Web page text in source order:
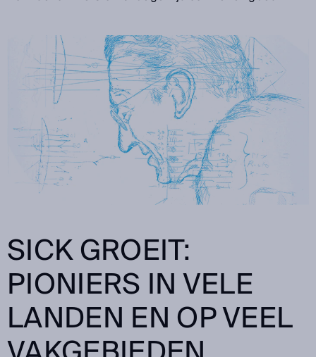
SICK GROEIT:
PIONIERS IN VELE
LANDEN EN OP VEEL